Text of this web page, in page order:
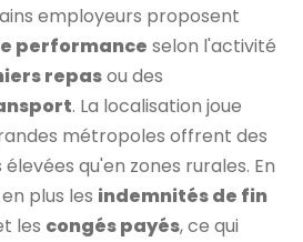
employeurs proposent
performance selon l'activité
repasou des
. La localisation joue
métropoles offrent des
qu'en zones rurales. En
plus les indemnités de fin
les congés payés, ce qui